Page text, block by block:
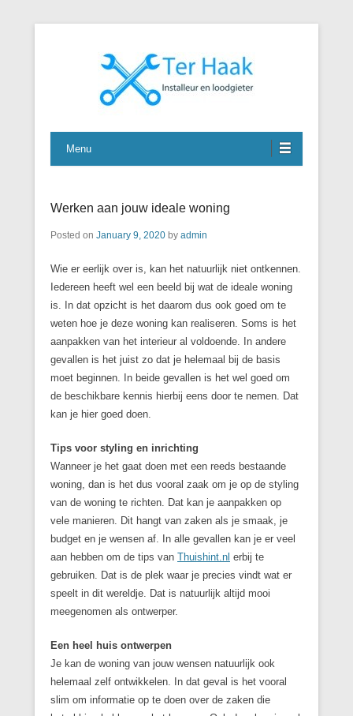
J. Ter Haak
Menu
Werken aan jouw ideale woning
Posted on January 9, 2020 by admin
Wie er eerlijk over is, kan het natuurlijk niet ontkennen.
Iedereen heeft wel een beeld bij wat de ideale woning
is. In dat opzicht is het daarom dus ook goed om te
weten hoe je deze woning kan realiseren. Soms is het
aanpakken van het interieur al voldoende. In andere
gevallen is het juist zo dat je helemaal bij de basis
moet beginnen. In beide gevallen is het wel goed om
de beschikbare kennis hierbij eens door te nemen. Dat
kan je hier goed doen.
Tips voor styling en inrichting
Wanneer je het gaat doen met een reeds bestaande
woning, dan is het dus vooral zaak om je op de styling
van de woning te richten. Dat kan je aanpakken op
vele manieren. Dit hangt van zaken als je smaak, je
budget en je wensen af. In alle gevallen kan je er veel
aan hebben om de tips van Thuishint.nl erbij te
gebruiken. Dat is de plek waar je precies vindt wat er
speelt in dit wereldje. Dat is natuurlijk altijd mooi
meegenomen als ontwerper.
Een heel huis ontwerpen
Je kan de woning van jouw wensen natuurlijk ook
helemaal zelf ontwikkelen. In dat geval is het vooral
slim om informatie op te doen over de zaken die